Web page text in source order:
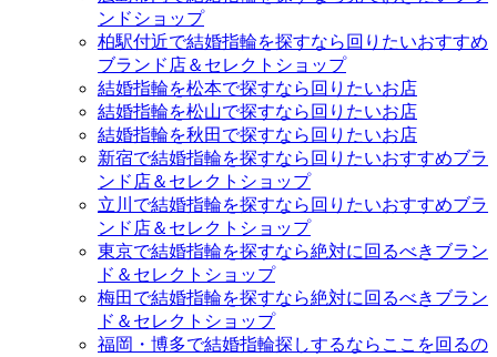
ンドショップ
柏駅付近で結婚指輪を探すなら回りたいおすすめ
ブランド店＆セレクトショップ
結婚指輪を松本で探すなら回りたいお店
結婚指輪を松山で探すなら回りたいお店
結婚指輪を秋田で探すなら回りたいお店
新宿で結婚指輪を探すなら回りたいおすすめブラ
ンド店＆セレクトショップ
立川で結婚指輪を探すなら回りたいおすすめブラ
ンド店＆セレクトショップ
東京で結婚指輪を探すなら絶対に回るべきブラン
ド＆セレクトショップ
梅田で結婚指輪を探すなら絶対に回るべきブラン
ド＆セレクトショップ
福岡・博多で結婚指輪探しするならここを回るの